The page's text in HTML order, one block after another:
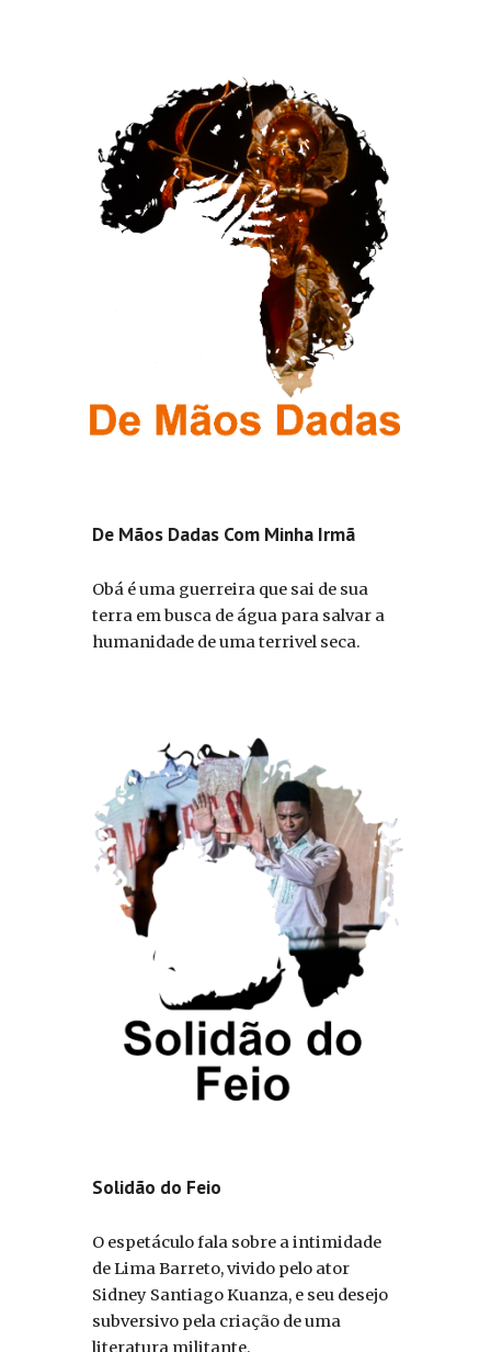
De Mãos Dadas Com Minha Irmã
Obá é uma guerreira que sai de sua
terra em busca de água para salvar a
humanidade de uma terrivel seca.
Solidão do Feio
O espetáculo fala sobre a intimidade
de Lima Barreto, vivido pelo ator
Sidney Santiago Kuanza, e seu desejo
subversivo pela criação de uma
literatura militante.